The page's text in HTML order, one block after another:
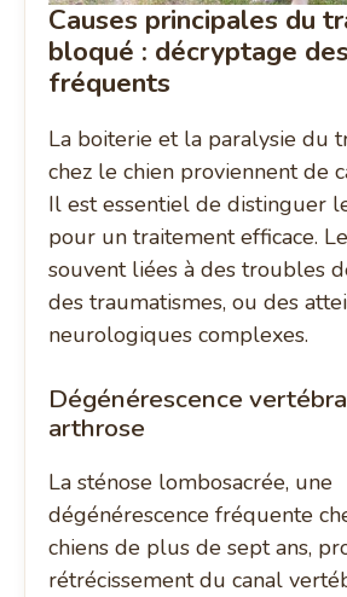
Causes principales du
bloqué : décryptage
fréquents
La boiterie et la paralysie du
chez le chien proviennent de
Il est essentiel de distinguer
pour un traitement efficace.
souvent liées à des troubles
des traumatismes, ou des
neurologiques complexes.
Dégénérescence
arthrose
La sténose lombosacrée, une
dégénérescence fréquente
chiens de plus de sept ans,
rétrécissement du canal